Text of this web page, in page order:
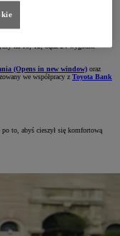
dopiero za miesiąc,
na 10, 12, bądź 24 wygodne
(Opens in new window) oraz
we współpracy z Toyota Bank
to, abyś cieszył się komfortową